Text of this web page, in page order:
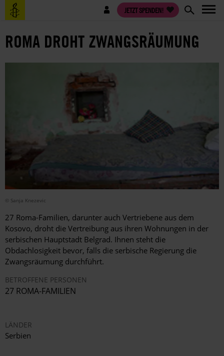
Direkt
zum
Benutzermenü JETZT SPENDEN!
ROMA DROHT ZWANGSRÄUMUNG
© Sanja Knezevic
27 Roma-Familien, darunter auch Vertriebene aus dem
Kosovo, droht die Vertreibung aus ihren Wohnungen in der
serbischen Hauptstadt Belgrad. Ihnen steht die
Obdachlosigkeit bevor, falls die serbische Regierung die
Zwangsräumung durchführt.
BETROFFENE PERSONEN
27 ROMA-FAMILIEN
LÄNDER
Serbien